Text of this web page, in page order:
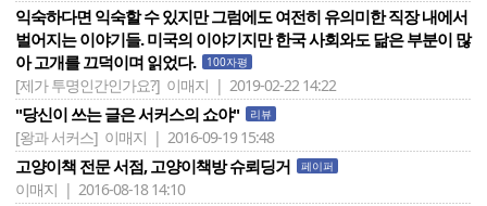
익숙하다면 익숙할 수 있지만 그럼에도 여전히 유의미한 직장 내에서
벌어지는 이야기들. 미국의 이야기지만 한국 사회와도 닮은 부분이 많
아 고개를 끄덕이며 읽었다.
100자평
[제가 투명인간인가요?] 이매지 | 2019-02-22 14:22
"당신이 쓰는 글은 서커스의 쇼야" 리뷰
[왕과 서커스] 이매지 | 2016-09-19 15:48
고양이책 전문 서점, 고양이책방 슈뢰딩거 페이퍼
이매지 | 2016-08-18 14:10